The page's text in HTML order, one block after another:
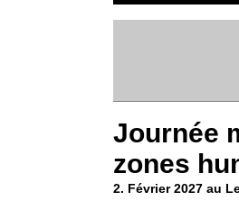
Journée
zones
2. Février 2027 au